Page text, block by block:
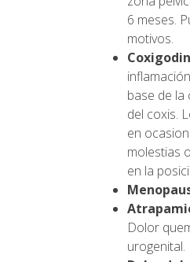
6 meses.
motivos.
base de la
del coxis.
en
molestias
en la
Dolor
urogenital.